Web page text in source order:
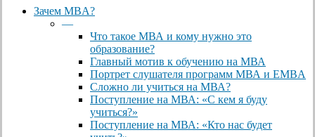
Close
Зачем MBA?
—
Что такое МВА и кому нужно это
образование?
Главный мотив к обучению на МВА
Портрет слушателя программ МВА и EMBA
Сложно ли учиться на МВА?
Поступление на МВА: «С кем я буду
учиться?»
Поступление на МВА: «Кто нас будет